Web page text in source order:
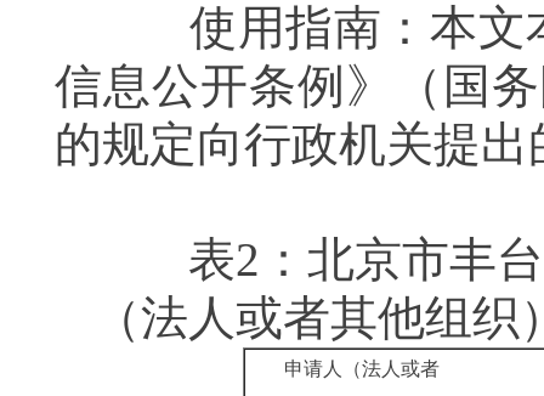
使用指南：本文
信息公开条例》（国
的规定向行政机关提
表2：北京市丰台
（法人或者其他组织
申请人（法人或者